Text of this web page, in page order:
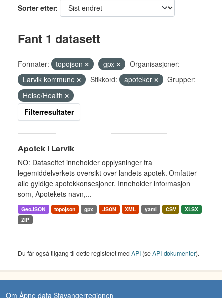
Sorter etter
Fant 1 datasett
Formater: topojson gpx
Organisasjoner:
Larvik kommune
Stikkord: apoteker
Grupper:
Helse/Health
Filterresultater
Apotek i Larvik
NO: Datasettet inneholder opplysninger fra
legemiddelverkets oversikt over landets apotek. Omfatter
alle gyldige apotekkonsesjoner. Inneholder informasjon
som, Apotekets navn,...
GeoJSON topojson gpx JSON XML yaml CSV
XLSX
ZIP
Du får også tilgang til dette registeret med API (seAPI-dokumenter).
Om Åpne data Stavangerregionen